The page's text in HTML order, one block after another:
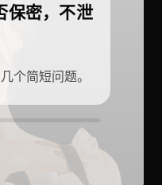
保密，不泄
个简短问题。